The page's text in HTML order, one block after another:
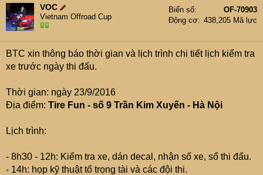
d
s
t
r
e
ử
i
VOC
Vietnam Offroad Cup
Biển số
OF-70903
Động cơ
438,205 Mã lực
BTC xin thông báo thời gian và lịch trình chi tiết lịch kiểm tra
xe trước ngày thi đấu.
Thời gian: ngày 23/9/2016
Địa điểm: Tire Fun - số 9 Trần Kim Xuyến - Hà Nội
Lịch trình:
- 8h30 - 12h: Kiểm tra xe, dán decal, nhận số xe, sổ thi đấu.
- 14h: họp kỹ thuật tổ trọng tài và các đội thi.